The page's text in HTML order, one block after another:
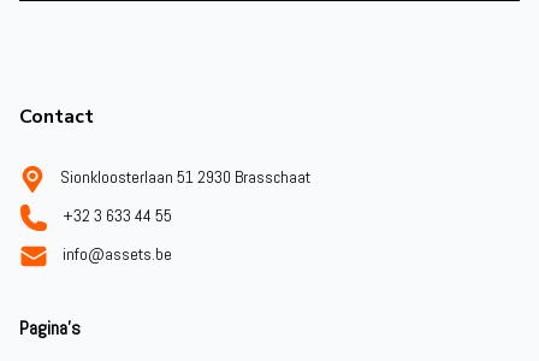
Contact
Sionkloosterlaan 51 2930 Brasschaat
+32 3 633 44 55
info@assets.be
Pagina's